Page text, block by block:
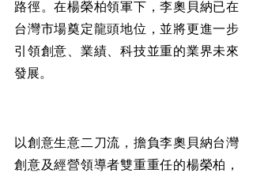
路徑。在楊榮柏領軍下，李奧貝納已在
台灣市場奠定龍頭地位，並將更進一步
引領創意、業績、科技並重的業界未來
發展。
以創意生意二刀流，擔負李奧貝納台灣
創意及經營領導者雙重重任的楊榮柏，